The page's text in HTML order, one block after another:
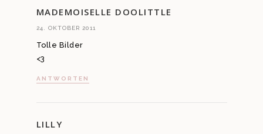
MADEMOISELLE DOOLITTLE
24. OKTOBER 2011
Tolle Bilder
<3
ANTWORTEN
LILLY